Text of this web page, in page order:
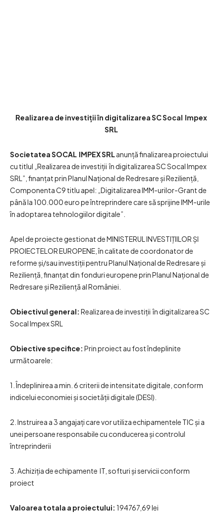
Realizarea de investiții în digitalizarea SC Socal Impex
SRL
Societatea SOCAL IMPEX SRLanunţă finalizarea proiectului
cu titlul „Realizarea de investiții în digitalizarea SC Socal Impex
SRL”, finanţat prin Planul Naţional de Redresare şi Rezilienţă,
Componenta C9 titlu apel: „Digitalizarea IMM-urilor-Grant de
până la 100.000 euro pe întreprindere care să sprijine IMM-urile
în adoptarea tehnologiilor digitale”.
Apel de proiecte gestionat de MINISTERUL INVESTIȚIILOR ȘI
PROIECTELOR EUROPENE, în calitate de coordonator de
reforme și/sau investiții pentru Planul Național de Redresare și
Reziliență, finanțat din fonduri europene prin Planul Național de
Redresare și Reziliență al României.
Obiectivul general: Realizarea de investiții în digitalizarea SC
Socal Impex SRL
Obiective specifice: Prin proiect au fost îndeplinite
următoarele:
1. Îndeplinirea a min. 6 criterii de intensitate digitale, conform
indicelui economiei și societății digitale (DESI).
2. Instruirea a 3 angajați care vor utiliza echipamentele TIC și a
unei persoane responsabile cu conducerea și controlul
întreprinderii
3. Achiziția de echipamente IT, softuri și servicii conform
proiect
Valoarea totala a proiectului: 194767,69 lei